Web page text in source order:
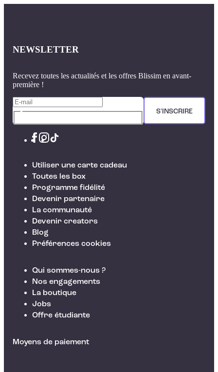
NEWSLETTER
Recevez toutes les actualités et les offres Blissim en avant-
première !
S'INSCRIRE
Utiliser une carte cadeau
Toutes les box
Programme fidélité
Devenir partenaire
La communauté
Devenir creators
Blog
Préférences cookies
Qui sommes-nous ?
Nos engagements
La boutique
Jobs
Offre étudiante
Moyens de paiement